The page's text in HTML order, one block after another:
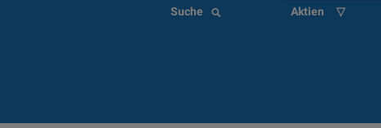
Suche Aktien ▽